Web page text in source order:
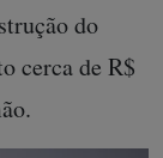
do
cerca de R$